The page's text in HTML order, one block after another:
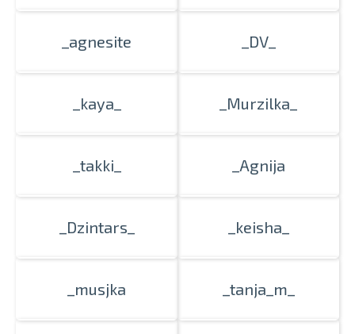
_agnesite _DV_
_kaya_ _Murzilka_
_takki_ _Agnija
_Dzintars_ _keisha_
_musjka _tanja_m_